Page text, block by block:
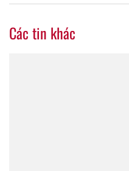
Các tin khác